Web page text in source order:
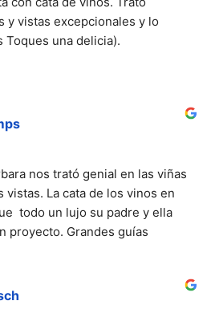
y vistas excepcionales y lo
Toques una delicia).
nos trató genial en las viñas
vistas. La cata de los vinos en
todo un lujo su padre y ella
proyecto. Grandes guías